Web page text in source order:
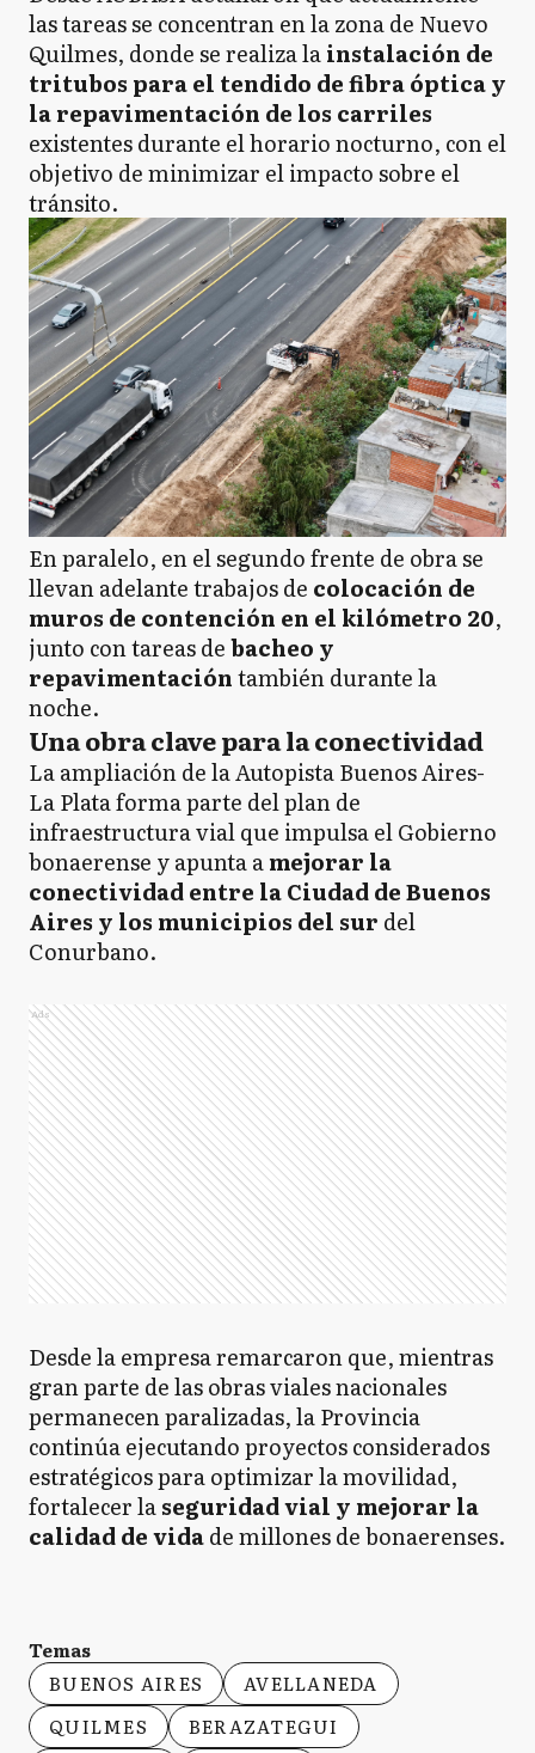
las tareas se concentran en la zona de Nuevo
Quilmes, donde se realiza lainstalación de
tritubos para el tendido de fibra óptica y
la repavimentación de los carriles
existentes durante el horario nocturno, con el
objetivo de minimizar el impacto sobre el
tránsito.
En paralelo, en el segundo frente de obra se
llevan adelante trabajos de colocación de
muros de contención en el kilómetro 20,
junto con tareas debacheo y
repavimentacióntambién durante la
noche.
Una obra clave para la conectividad
La ampliación de la Autopista Buenos Aires-
La Plata forma parte del plan de
infraestructura vial que impulsa el Gobierno
bonaerense y apunta amejorar la
conectividad entre la Ciudad de Buenos
Aires y los municipios del sur del
Conurbano.
Ads
Desde la empresa remarcaron que, mientras
gran parte de las obras viales nacionales
permanecen paralizadas, la Provincia
continúa ejecutando proyectos considerados
estratégicos para optimizar la movilidad,
fortalecer laseguridad vial y mejorar la
calidad de vidade millones de bonaerenses.
Temas
BUENOS AIRES
AVELLANEDA
QUILMES
BERAZATEGUI